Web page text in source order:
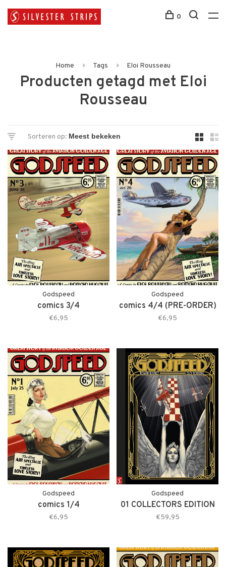
0
Home Tags Eloi Rousseau
Producten getagd met Eloi
Rousseau
Sorteren op:
Godspeed
comics 3/4
€6,95
Godspeed
comics 4/4 (PRE-ORDER)
€6,95
Godspeed
comics 1/4
€6,95
Godspeed
01 COLLECTORS EDITION
€59,95